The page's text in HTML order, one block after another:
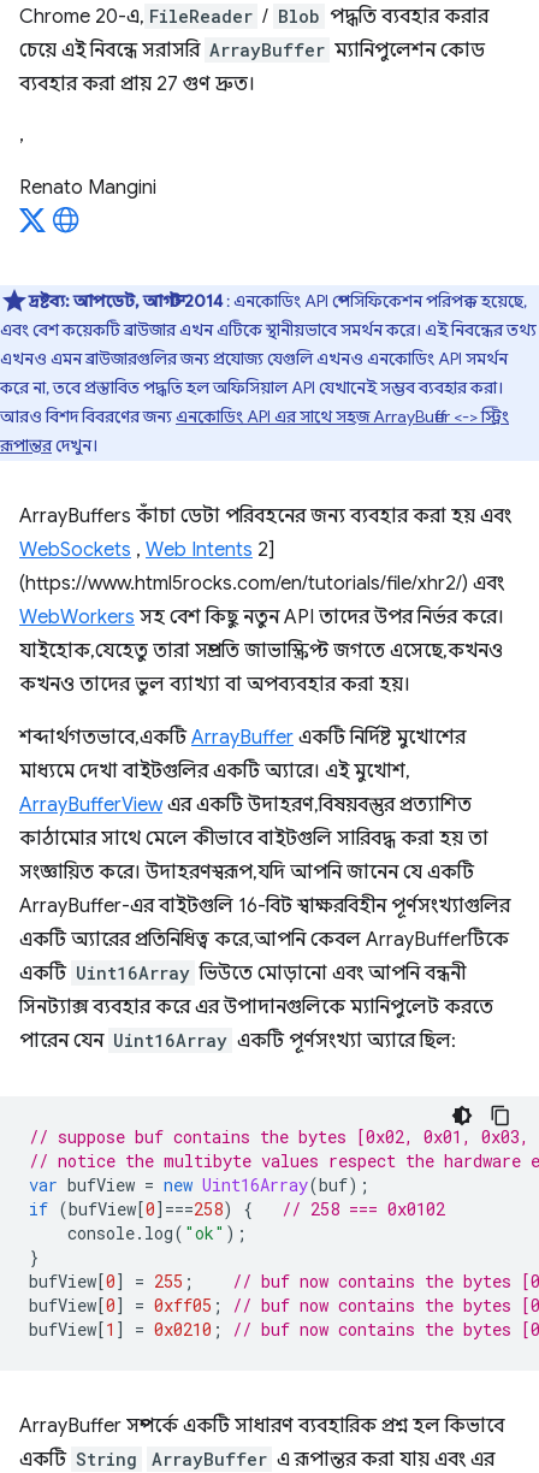
Chrome 20-এ, FileReader / Blob পদ্ধতি ব্যবহার করার
চেয়ে এই নিবন্ধে সরাসরি ArrayBuffer ম্যানিপুলেশন কোড
ব্যবহার করা প্রায় 27 গুণ দ্রুত।
,
Renato Mangini
দ্রষ্টব্য:আপডেট, আগস্ট 2014: এনকোডিং API স্পেসিফিকেশন পরিপক্ক হয়েছে,
এবং বেশ কয়েকটি ব্রাউজার এখন এটিকে স্থানীয়ভাবে সমর্থন করে। এই নিবন্ধের তথ্য
এখনও এমন ব্রাউজারগুলির জন্য প্রযোজ্য যেগুলি এখনও এনকোডিং API সমর্থন
করে না, তবে প্রস্তাবিত পদ্ধতি হল অফিসিয়াল API যেখানেই সম্ভব ব্যবহার করা।
আরও বিশদ বিবরণের জন্যএনকোডিং API এর সাথে সহজ ArrayBuffer <-> স্ট্রিং
রূপান্তরদেখুন।
ArrayBuffers কাঁচা ডেটা পরিবহনের জন্য ব্যবহার করা হয় এবং
WebSockets , Web Intents 2]
(https://www.html5rocks.com/en/tutorials/file/xhr2/) এবং
WebWorkers সহ বেশ কিছু নতুন API তাদের উপর নির্ভর করে।
যাইহোক, যেহেতু তারা সম্প্রতি জাভাস্ক্রিপ্ট জগতে এসেছে, কখনও
কখনও তাদের ভুল ব্যাখ্যা বা অপব্যবহার করা হয়।
শব্দার্থগতভাবে, একটিArrayBuffer একটি নির্দিষ্ট মুখোশের
মাধ্যমে দেখা বাইটগুলির একটি অ্যারে। এই মুখোশ,
ArrayBufferViewএর একটি উদাহরণ, বিষয়বস্তুর প্রত্যাশিত
কাঠামোর সাথে মেলে কীভাবে বাইটগুলি সারিবদ্ধ করা হয় তা
সংজ্ঞায়িত করে। উদাহরণস্বরূপ, যদি আপনি জানেন যে একটি
ArrayBuffer-এর বাইটগুলি 16-বিট স্বাক্ষরবিহীন পূর্ণসংখ্যাগুলির
একটি অ্যারের প্রতিনিধিত্ব করে, আপনি কেবল ArrayBufferটিকে
একটি Uint16Array ভিউতে মোড়ানো এবং আপনি বন্ধনী
সিনট্যাক্স ব্যবহার করে এর উপাদানগুলিকে ম্যানিপুলেট করতে
পারেন যেন Uint16Array একটি পূর্ণসংখ্যা অ্যারে ছিল:
// suppose buf contains the bytes [0x02, 0x01, 0x03,
// notice the multibyte values respect the
var bufView = new Uint16Array(buf);
if (bufView[0] ===258) {
// 258 === 0x0102
console. log( "ok" );
}
bufView[0] = 255 ;
// buf now contains the bytes
bufView[0] = 0xff05 ;
// buf now contains the bytes
bufView[1 ] = 0x0210 ; // buf now contains the bytes
ArrayBuffer সম্পর্কে একটি সাধারণ ব্যবহারিক প্রশ্ন হল কিভাবে
একটি String ArrayBuffer এ রূপান্তর করা যায় এবং এর